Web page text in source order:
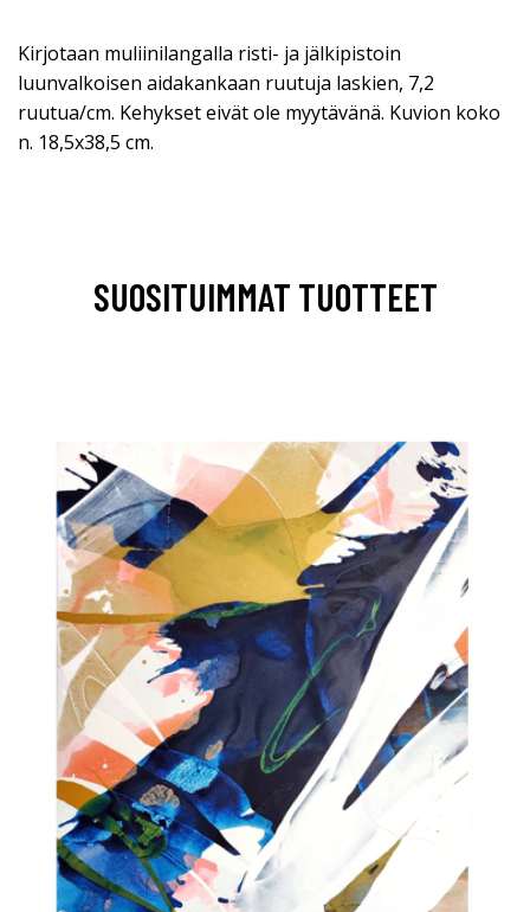
Kirjotaan muliinilangalla risti- ja jälkipistoin
luunvalkoisen aidakankaan ruutuja laskien, 7,2
ruutua/cm. Kehykset eivät ole myytävänä. Kuvion koko
n. 18,5x38,5 cm.
SUOSITUIMMAT TUOTTEET